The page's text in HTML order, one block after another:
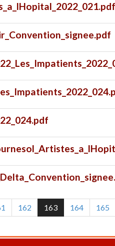
162 163 164 165